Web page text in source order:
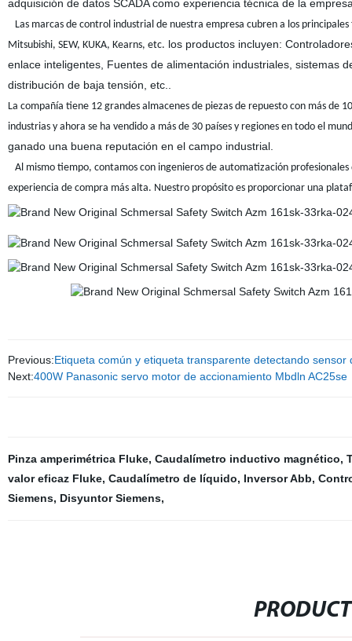
adquisición de datos SCADA como experiencia técnica de la
Las marcas de control industrial de nuestra empresa cubren a los
Mitsubishi, SEW, KUKA, Kearns, etc. los productos incluyen:
enlace inteligentes, Fuentes de alimentación industriales, sistemas
distribución de baja tensión, etc..
La compañía tiene 12 grandes almacenes de piezas de repuesto con más de
industrias y ahora se ha vendido a más de 30 países y regiones en todo el
ganado una buena reputación en el campo industrial.
Al mismo tiempo, contamos con ingenieros de automatización
experiencia de compra más alta. Nuestro propósito es proporcionar una
Previous:Etiqueta común y etiqueta transparente detectando sensor
Next:400W Panasonic servo motor de accionamiento Mbdln AC25se
Pinza amperimétrica Fluke, Caudalímetro inductivo magnético,
valor eficaz Fluke, Caudalímetro de líquido, Inversor Abb,
Siemens, Disyuntor Siemens,